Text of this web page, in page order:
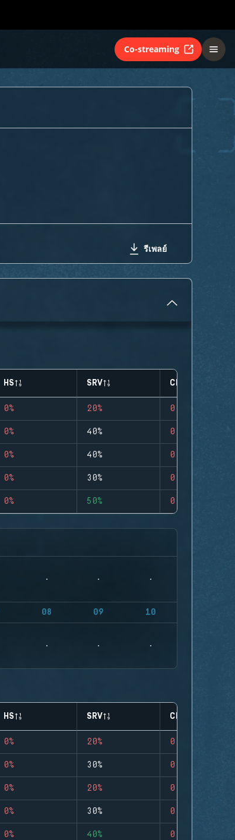
Co-streaming
รีเพลย์
HS SRV CLUTCHES
0% 20% 0
0% 40% 0
0% 40% 0
0% 30% 0
0% 50% 0
08 09 10
HS SRV CLUTCHES
0% 20% 0
0% 30% 0
0% 20% 0
0% 30% 0
0% 40% 0